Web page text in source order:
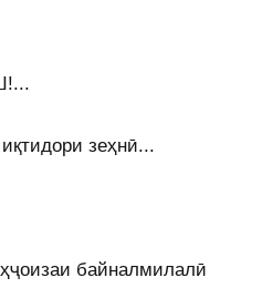
зеҳнӣ...
байналмилалӣ